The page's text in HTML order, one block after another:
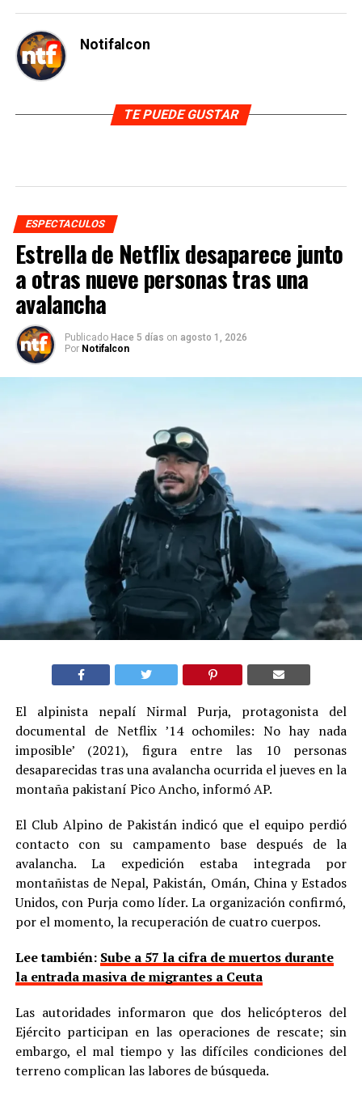
Notifalcon
TE PUEDE GUSTAR
ESPECTACULOS
Estrella de Netflix desaparece junto
a otras nueve personas tras una
avalancha
Publicado Hace 5 días on agosto 1, 2026
Por Notifalcon
El alpinista nepalí Nirmal Purja, protagonista del
documental de Netflix ’14 ochomiles: No hay nada
imposible’ (2021), figura entre las 10 personas
desaparecidas tras una avalancha ocurrida el jueves en la
montaña pakistaní Pico Ancho, informó AP.
El Club Alpino de Pakistán indicó que el equipo perdió
contacto con su campamento base después de la
avalancha. La expedición estaba integrada por
montañistas de Nepal, Pakistán, Omán, China y Estados
Unidos, con Purja como líder. La organización confirmó,
por el momento, la recuperación de cuatro cuerpos.
Lee también: Sube a 57 la cifra de muertos durante
la entrada masiva de migrantes a Ceuta
Las autoridades informaron que dos helicópteros del
Ejército participan en las operaciones de rescate; sin
embargo, el mal tiempo y las difíciles condiciones del
terreno complican las labores de búsqueda.